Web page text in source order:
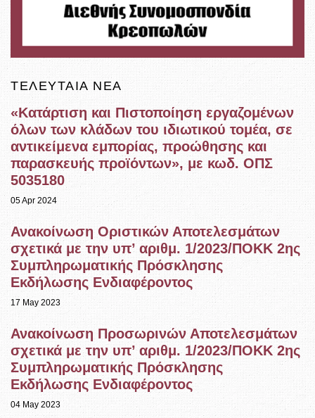
ΤΕΛΕΥΤΑΊΑ ΝΈΑ
«Κατάρτιση και Πιστοποίηση εργαζομένων
όλων των κλάδων του ιδιωτικού τομέα, σε
αντικείμενα εμπορίας, προώθησης και
παρασκευής προϊόντων», με κωδ. ΟΠΣ
5035180
05 Apr 2024
Ανακοίνωση Οριστικών Αποτελεσμάτων
σχετικά με την υπ’ αριθμ. 1/2023/ΠΟΚΚ 2ης
Συμπληρωματικής Πρόσκλησης
Εκδήλωσης Ενδιαφέροντος
17 May 2023
Ανακοίνωση Προσωρινών Αποτελεσμάτων
σχετικά με την υπ’ αριθμ. 1/2023/ΠΟΚΚ 2ης
Συμπληρωματικής Πρόσκλησης
Εκδήλωσης Ενδιαφέροντος
04 May 2023